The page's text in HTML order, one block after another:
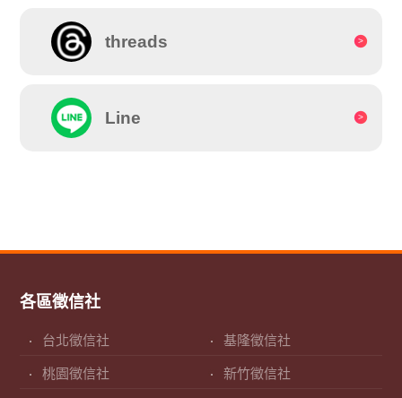
threads
Line
各區徵信社
台北徵信社 基隆徵信社
桃園徵信社 新竹徵信社